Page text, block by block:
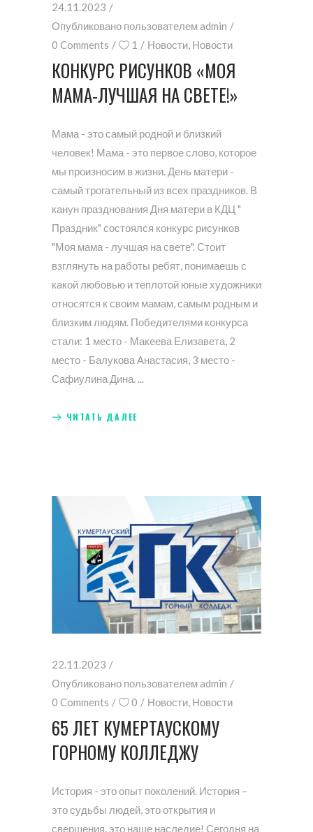
24.11.2023
Опубликовано пользователемadmin
0 Comments
1 Новости, Новости
КОНКУРС РИСУНКОВ «МОЯ
МАМА-ЛУЧШАЯ НА СВЕТЕ!»
Мама - это самый родной и близкий
человек! Мама - это первое слово, которое
мы произносим в жизни. День матери -
самый трогательный из всех праздников. В
канун празднования Дня матери в КДЦ "
Праздник" состоялся конкурс рисунков
"Моя мама - лучшая на свете". Стоит
взглянуть на работы ребят, понимаешь с
какой любовью и теплотой юные художники
относятся к своим мамам, самым родным и
близким людям. Победителями конкурса
стали: 1 место - Макеева Елизавета, 2
место - Балукова Анастасия, 3 место -
Сафиулина Дина.
ЧИТАТЬ ДАЛЕЕ
22.11.2023
Опубликовано пользователемadmin
0 Comments
0 Новости, Новости
65 ЛЕТ КУМЕРТАУСКОМУ
ГОРНОМУ КОЛЛЕДЖУ
История - это опыт поколений. История –
это судьбы людей, это открытия и
свершения, это наше наследие! Сегодня на